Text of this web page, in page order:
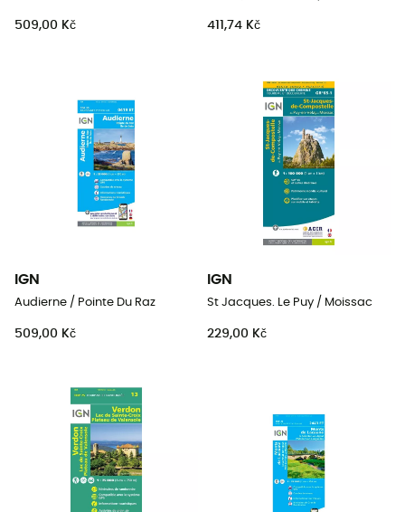
509,00 Kč 411,74 Kč
IGN
Audierne / Pointe Du Raz
509,00 Kč
IGN
St Jacques. Le Puy / Moissac
229,00 Kč